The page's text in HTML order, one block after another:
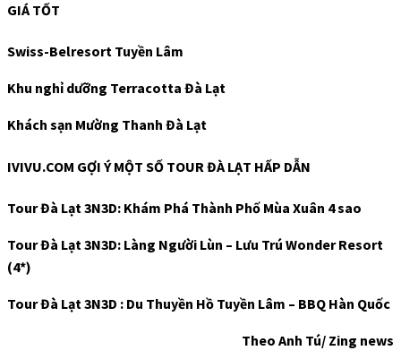
GIÁ TỐT
Swiss-Belresort Tuyền Lâm
Khu nghỉ dưỡng Terracotta Đà Lạt
Khách sạn Mường Thanh Đà Lạt
IVIVU.COM GỢI Ý MỘT SỐ TOUR ĐÀ LẠT HẤP DẪN
Tour Đà Lạt 3N3D: Khám Phá Thành Phố Mùa Xuân 4 sao
Tour Đà Lạt 3N3D: Làng Người Lùn – Lưu Trú Wonder Resort
(4*)
Tour Đà Lạt 3N3D : Du Thuyền Hồ Tuyền Lâm – BBQ Hàn Quốc
Theo Anh Tú/ Zing news